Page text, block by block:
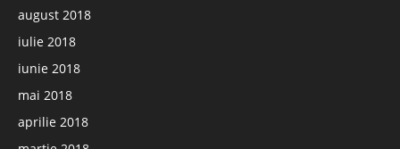
august 2018
iulie 2018
iunie 2018
mai 2018
aprilie 2018